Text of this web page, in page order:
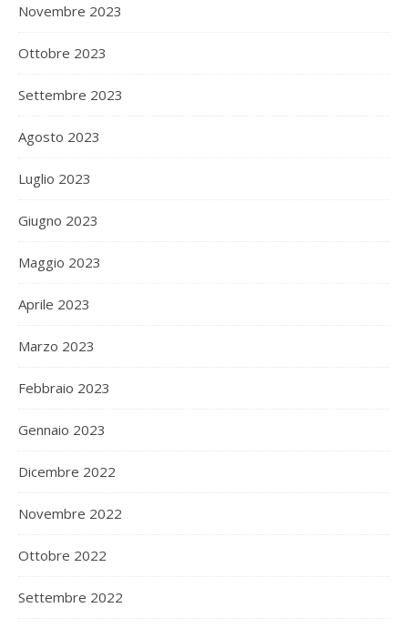
Novembre 2023
Ottobre 2023
Settembre 2023
Agosto 2023
Luglio 2023
Giugno 2023
Maggio 2023
Aprile 2023
Marzo 2023
Febbraio 2023
Gennaio 2023
Dicembre 2022
Novembre 2022
Ottobre 2022
Settembre 2022